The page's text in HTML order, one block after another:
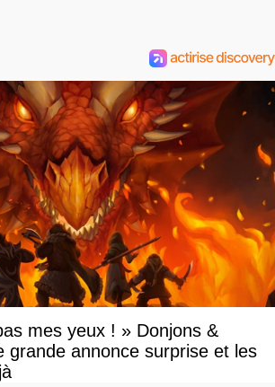
mes yeux ! » Donjons &
grande annonce surprise et les